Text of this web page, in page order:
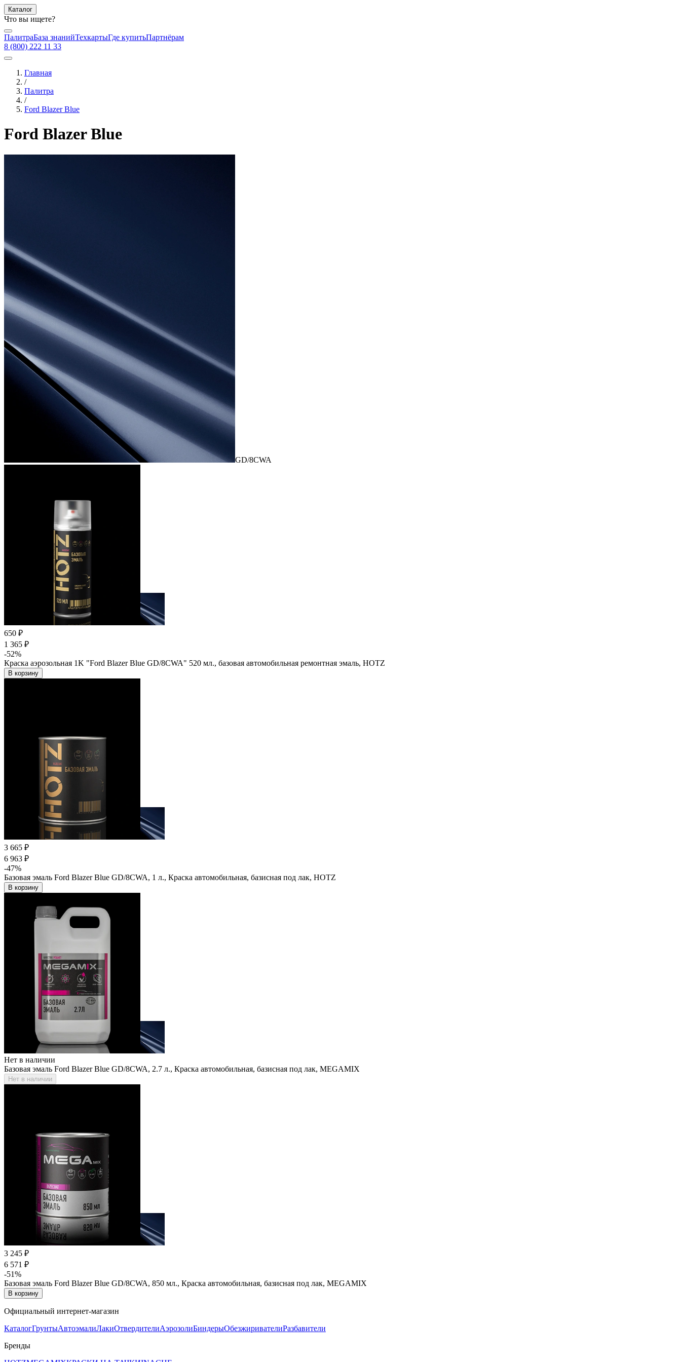
Каталог
Что вы ищете?
ПалитраБаза знанийТехкартыГде купитьПартнёрам
8 (800) 222 11 33
Главная
/
Палитра
/
Ford Blazer Blue
Ford Blazer Blue
GD/8CWA
650 ₽
1 365 ₽
-52%
Краска аэрозольная 1K "Ford Blazer Blue GD/8CWA" 520 мл., базовая автомобильная ремонтная эмаль, HOTZ
В корзину
3 665 ₽
6 963 ₽
-47%
Базовая эмаль Ford Blazer Blue GD/8CWA, 1 л., Краска автомобильная, базисная под лак, HOTZ
В корзину
Нет в наличии
Базовая эмаль Ford Blazer Blue GD/8CWA, 2.7 л., Краска автомобильная, базисная под лак, MEGAMIX
Нет в наличии
3 245 ₽
6 571 ₽
-51%
Базовая эмаль Ford Blazer Blue GD/8CWA, 850 мл., Краска автомобильная, базисная под лак, MEGAMIX
В корзину
Официальный интернет-магазин
КаталогГрунтыАвтоэмалиЛакиОтвердителиАэрозолиБиндерыОбезжиривателиРазбавители
Бренды